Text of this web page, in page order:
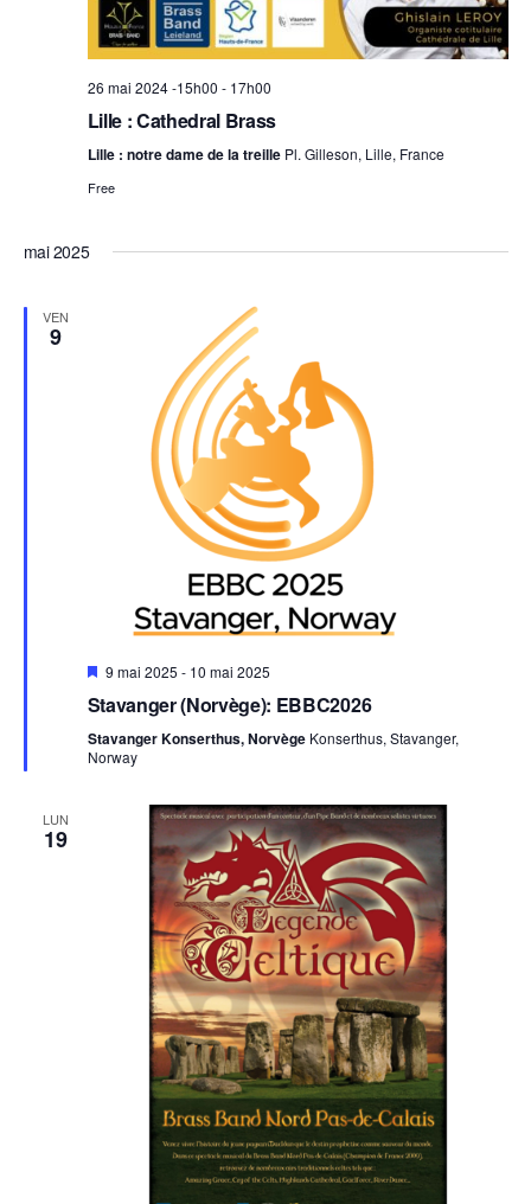
26 mai 2024 -15h00 - 17h00
Lille : Cathedral Brass
Lille : notre dame de la treille Pl. Gilleson, Lille, France
Free
mai 2025
VEN
9
Mis
avant
9 mai 2025 - 10 mai 2025
Stavanger (Norvège): EBBC2026
Stavanger Konserthus, Norvège Konserthus, Stavanger,
Norway
LUN
19